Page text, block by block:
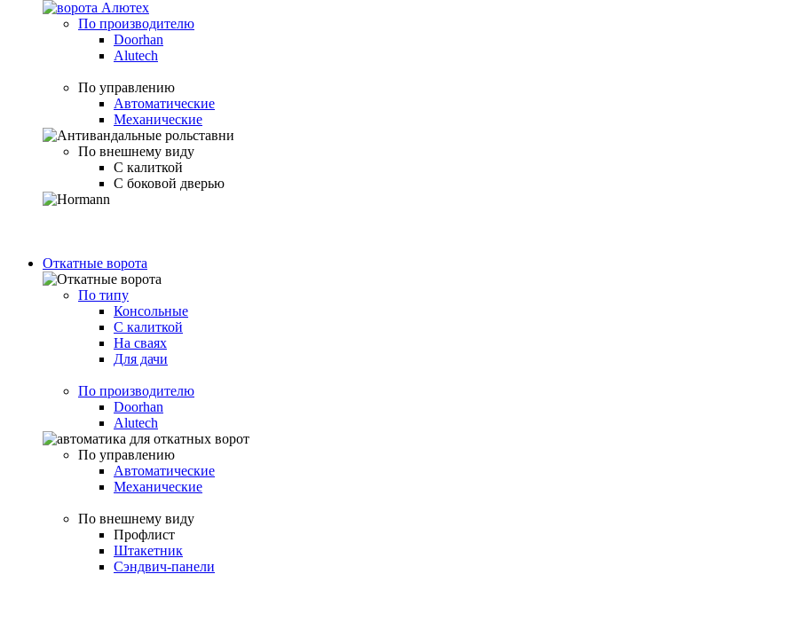
По производителю
Doorhan
Alutech
По управлению
Автоматические
Механические
По внешнему виду
С калиткой
С боковой дверью
Откатные ворота
По типу
Консольные
С калиткой
На сваях
Для дачи
По производителю
Doorhan
Alutech
По управлению
Автоматические
Механические
По внешнему виду
Профлист
Штакетник
Сэндвич-панели